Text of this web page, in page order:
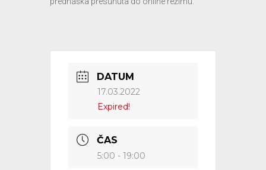
DATUM
17.03.2022
Expired!
ČAS
5:00 - 19:00